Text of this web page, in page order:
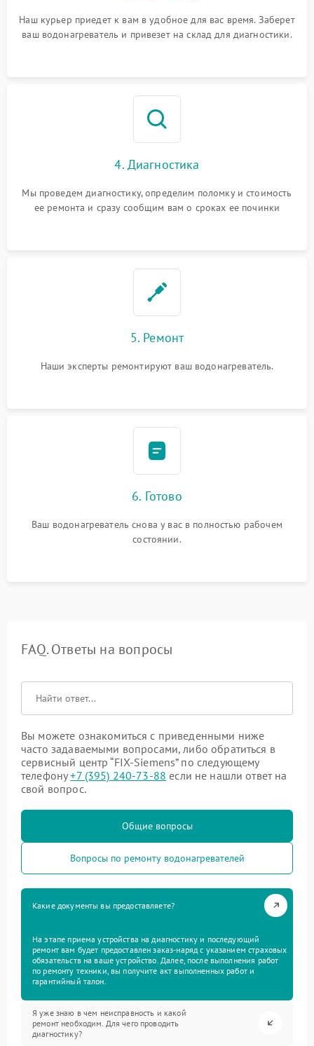
Наш курьер приедет к вам в удобное для вас время. Заберет
ваш водонагреватель и привезет на склад для диагностики.
4. Диагностика
Мы проведем диагностику, определим поломку и стоимость
ее ремонта и сразу сообщим вам о сроках ее починки
5. Ремонт
Наши эксперты ремонтируют ваш водонагреватель.
6. Готово
Ваш водонагреватель снова у вас в полностью рабочем
состоянии.
FAQ. Ответы на вопросы
Вы можете ознакомиться с приведенными ниже
часто задаваемыми вопросами, либо обратиться в
сервисный центр “FIX-Siemens” по следующему
телефону+7 (395) 240-73-88 если не нашли ответ на
свой вопрос.
Общие вопросы
Вопросы по ремонту водонагревателей
Какие документы вы предоставляете?
На этапе приема устройства на диагностику и последующий
ремонт вам будет предоставлен заказ-наряд с указанием страховых
обязательств на ваше устройство. Далее, после выполнения работ
по ремонту техники, вы получите акт выполненных работ и
гарантийный талон.
Я уже знаю в чем неисправность и какой
ремонт необходим. Для чего проводить
диагностику?